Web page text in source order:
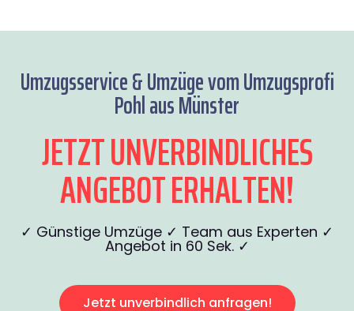
Umzugsservice & Umzüge vom Umzugsprofi
Pohl aus Münster
JETZT UNVERBINDLICHES
ANGEBOT ERHALTEN!
✓ Günstige Umzüge ✓ Team aus Experten ✓
Angebot in 60 Sek. ✓
Jetzt unverbindlich anfragen!